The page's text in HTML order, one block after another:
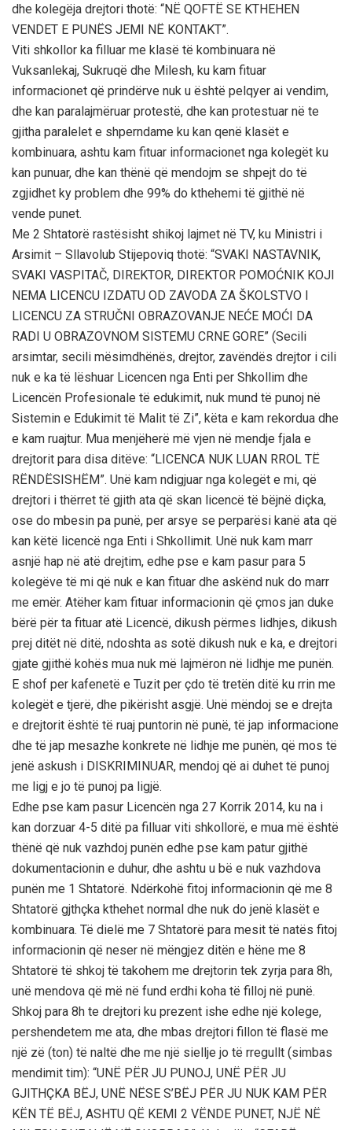
dhe kolegëja drejtori thotë: “NË QOFTË SE KTHEHEN
VENDET E PUNËS JEMI NË KONTAKT”.
Viti shkollor ka filluar me klasë të kombinuara në
Vuksanlekaj, Sukruqë dhe Milesh, ku kam fituar
informacionet që prindërve nuk u është pelqyer ai vendim,
dhe kan paralajmëruar protestë, dhe kan protestuar në te
gjitha paralelet e shperndame ku kan qenë klasët e
kombinuara, ashtu kam fituar informacionet nga kolegët ku
kan punuar, dhe kan thënë që mendojm se shpejt do të
zgjidhet ky problem dhe 99% do kthehemi të gjithë në
vende punet.
Me 2 Shtatorë rastësisht shikoj lajmet në TV, ku Ministri i
Arsimit – Sllavolub Stijepoviq thotë: “SVAKI NASTAVNIK,
SVAKI VASPITAČ, DIREKTOR, DIREKTOR POMOĆNIK KOJI
NEMA LICENCU IZDATU OD ZAVODA ZA ŠKOLSTVO I
LICENCU ZA STRUČNI OBRAZOVANJE NEĆE MOĆI DA
RADI U OBRAZOVNOM SISTEMU CRNE GORE” (Secili
arsimtar, secili mësimdhënës, drejtor, zavëndës drejtor i cili
nuk e ka të lëshuar Licencen nga Enti per Shkollim dhe
Licencën Profesionale të edukimit, nuk mund të punoj në
Sistemin e Edukimit të Malit të Zi”, këta e kam rekordua dhe
e kam ruajtur. Mua menjëherë më vjen në mendje fjala e
drejtorit para disa ditëve: “LICENCA NUK LUAN RROL TË
RËNDËSISHËM”. Unë kam ndigjuar nga kolegët e mi, që
drejtori i thërret të gjith ata që skan licencë të bëjnë diçka,
ose do mbesin pa punë, per arsye se perparësi kanë ata që
kan këtë licencë nga Enti i Shkollimit. Unë nuk kam marr
asnjë hap në atë drejtim, edhe pse e kam pasur para 5
kolegëve të mi që nuk e kan fituar dhe askënd nuk do marr
me emër. Atëher kam fituar informacionin që çmos jan duke
bërë për ta fituar atë Licencë, dikush përmes lidhjes, dikush
prej ditët në ditë, ndoshta as sotë dikush nuk e ka, e drejtori
gjate gjithë kohës mua nuk më lajmëron në lidhje me punën.
E shof per kafenetë e Tuzit per çdo të tretën ditë ku rrin me
kolegët e tjerë, dhe pikërisht asgjë. Unë mëndoj se e drejta
e drejtorit është të ruaj puntorin në punë, të jap informacione
dhe të jap mesazhe konkrete në lidhje me punën, që mos të
jenë askush i DISKRIMINUAR, mendoj që ai duhet të punoj
me ligj e jo të punoj pa ligjë.
Edhe pse kam pasur Licencën nga 27 Korrik 2014, ku na i
kan dorzuar 4-5 ditë pa filluar viti shkollorë, e mua më është
thënë që nuk vazhdoj punën edhe pse kam patur gjithë
dokumentacionin e duhur, dhe ashtu u bë e nuk vazhdova
punën me 1 Shtatorë. Ndërkohë fitoj informacionin që me 8
Shtatorë gjthçka kthehet normal dhe nuk do jenë klasët e
kombinuara. Të dielë me 7 Shtatorë para mesit të natës fitoj
informacionin që neser në mëngjez ditën e hëne me 8
Shtatorë të shkoj të takohem me drejtorin tek zyrja para 8h,
unë mendova që më në fund erdhi koha të filloj në punë.
Shkoj para 8h te drejtori ku prezent ishe edhe një kolege,
pershendetem me ata, dhe mbas drejtori fillon të flasë me
një zë (ton) të naltë dhe me një siellje jo të rregullt (simbas
mendimit tim): “UNË PËR JU PUNOJ, UNË PËR JU
GJITHÇKA BËJ, UNË NËSE S’BËJ PËR JU NUK KAM PËR
KËN TË BËJ, ASHTU QË KEMI 2 VËNDE PUNET, NJË NË